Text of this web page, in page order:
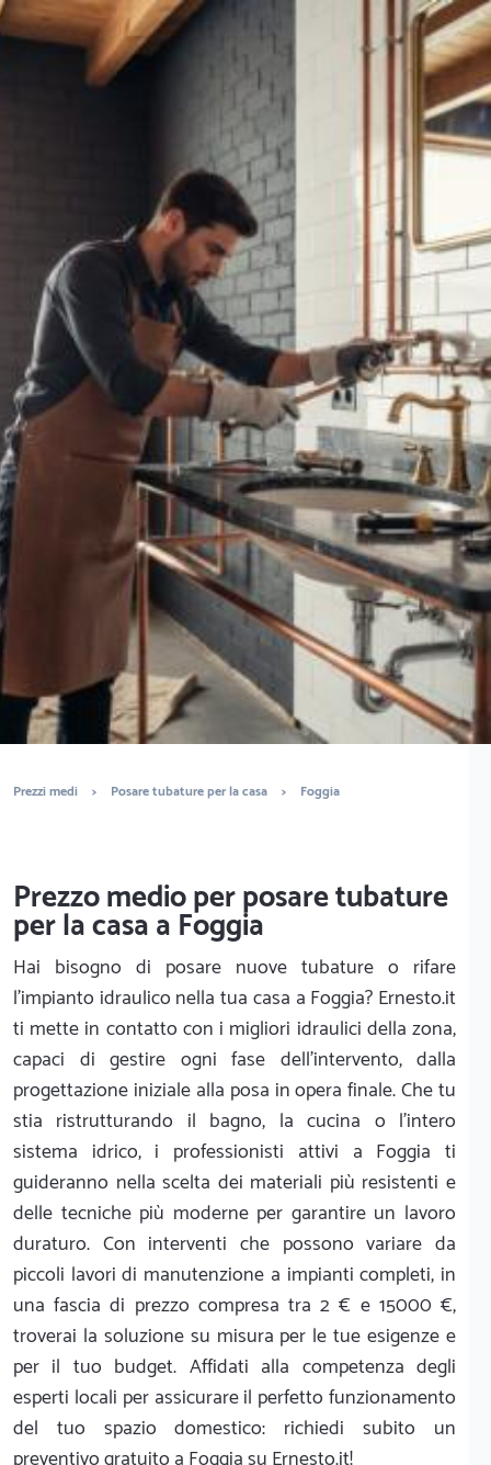
Quanto costa posare
tubature per la casa a
Foggia? Prezzi e
tariffe 2026
Il costo medio per posare tubature per la casa
va da2€ a 15000€
Vuoi sapere il prezzo preciso per posare tubature per la casa?
Ottieni preventivi gratuiti.
È completamente gratuito
Trova idraulici
Prezzi medi > Posare tubature per la casa > Foggia
Prezzo medio per posare tubature
per la casa a Foggia
Hai bisogno di posare nuove tubature o rifare
l'impianto idraulico nella tua casa a Foggia? Ernesto.it
ti mette in contatto con i migliori idraulici della zona,
capaci di gestire ogni fase dell'intervento, dalla
progettazione iniziale alla posa in opera finale. Che tu
stia ristrutturando il bagno, la cucina o l'intero
sistema idrico, i professionisti attivi a Foggia ti
guideranno nella scelta dei materiali più resistenti e
delle tecniche più moderne per garantire un lavoro
duraturo. Con interventi che possono variare da
piccoli lavori di manutenzione a impianti completi, in
una fascia di prezzo compresa tra 2 € e 15000 €,
troverai la soluzione su misura per le tue esigenze e
per il tuo budget. Affidati alla competenza degli
esperti locali per assicurare il perfetto funzionamento
del tuo spazio domestico: richiedi subito un